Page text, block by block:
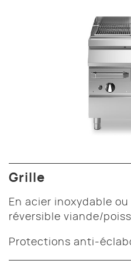
Grille
En acier inoxydable
réversible viande/
Protections anti-